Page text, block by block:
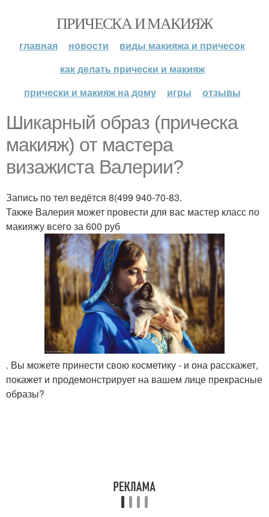
ПРИЧЕСКА И МАКИЯЖ
главная новости
виды макияжа и причесок
как делать прически и макияж
прически и макияж на дому
игры отзывы
Шикарный образ (прическа
макияж) от мастера
визажиста Валерии?
Запись по тел ведётся 8(499 940-70-83.
Также Валерия может провести для вас мастер класс по
макияжу всего за 600 руб
. Вы можете принести свою косметику - и она расскажет,
покажет и продемонстрирует на вашем лице прекрасные
образы?